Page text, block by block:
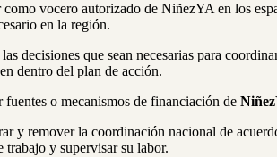
vocero autorizado de NiñezYA en los
en la región.
decisiones que sean necesarias para
dentro del plan de acción.
o mecanismos de financiación de
y remover la coordinación nacional de
trabajo y supervisar su labor.